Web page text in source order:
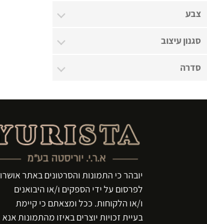
צבע
סגנון עיצוב
סדרה
יובהר כי התמונות והסרטונים באתר אושרו
לפרסום על ידי הספקים ו/או היבואנים
ו/או הלקוחות. ככל ומצאתם כי קיימת
בעיית זכויות יוצרים באיזו מהתמונות אנא